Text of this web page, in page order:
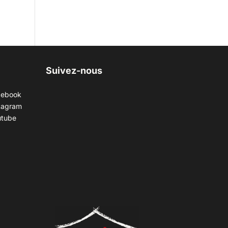
Suivez-nous